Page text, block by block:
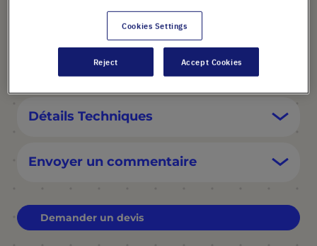
POINTS FORTS
Description du produit
Détails Techniques
Envoyer un commentaire
Demander un devis
Cookies Settings
Reject Accept Cookies